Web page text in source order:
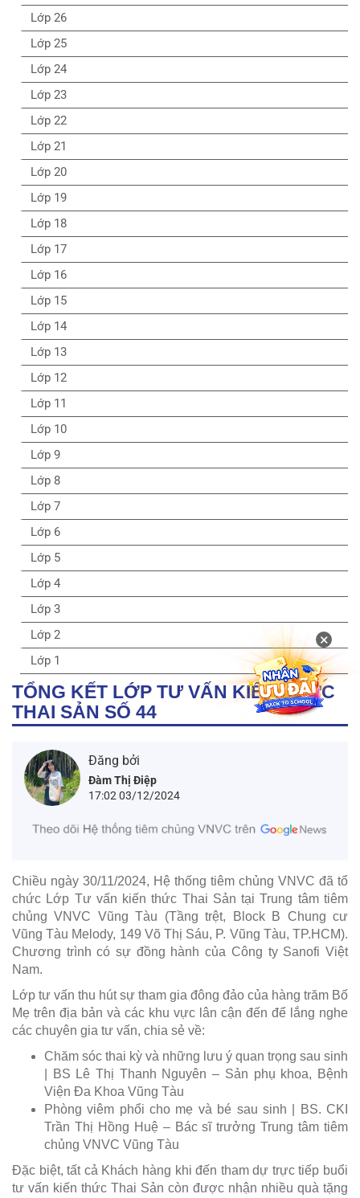
Lớp 26
Lớp 25
Lớp 24
Lớp 23
Lớp 22
Lớp 21
Lớp 20
Lớp 19
Lớp 18
Lớp 17
Lớp 16
Lớp 15
Lớp 14
Lớp 13
Lớp 12
Lớp 11
Lớp 10
Lớp 9
Lớp 8
Lớp 7
Lớp 6
Lớp 5
Lớp 4
Lớp 3
Lớp 2
Lớp 1
TỔNG KẾT LỚP TƯ VẤN KIẾN THỨC
THAI SẢN SỐ 44
Đăng bởi
Đàm Thị Điệp
17:02 03/12/2024
Chiều ngày 30/11/2024, Hệ thống tiêm chủng VNVC đã tổ
chức Lớp Tư vấn kiến thức Thai Sản tại Trung tâm tiêm
chủng VNVC Vũng Tàu (Tầng trệt, Block B Chung cư
Vũng Tàu Melody, 149 Võ Thị Sáu, P. Vũng Tàu, TP.HCM).
Chương trình có sự đồng hành của Công ty Sanofi Việt
Nam.
Lớp tư vấn thu hút sự tham gia đông đảo của hàng trăm Bố
Mẹ trên địa bản và các khu vực lân cận đến để lắng nghe
các chuyên gia tư vấn, chia sẻ về:
Chăm sóc thai kỳ và những lưu ý quan trọng sau sinh
| BS Lê Thị Thanh Nguyên – Sản phụ khoa, Bệnh
Viện Đa Khoa Vũng Tàu
Phòng viêm phổi cho mẹ và bé sau sinh | BS. CKI
Trần Thị Hồng Huệ – Bác sĩ trưởng Trung tâm tiêm
chủng VNVC Vũng Tàu
Đặc biệt, tất cả Khách hàng khi đến tham dự trực tiếp buổi
tư vấn kiến thức Thai Sản còn được nhận nhiều quà tặng
×